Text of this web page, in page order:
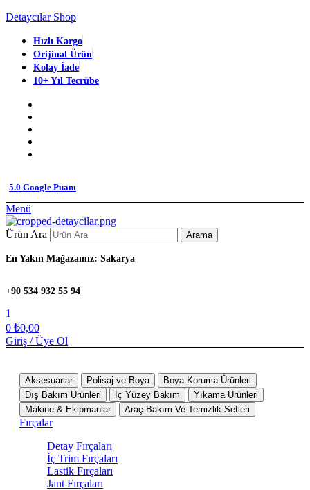
Detaycılar Shop
Hızlı Kargo
Orijinal Ürün
Kolay İade
10+ Yıl Tecrübe
5.0 Google Puanı
Menü
Ürün Ara Arama
En Yakın Mağazamız: Sakarya
+90 534 932 55 94
1
0 ₺0,00
Giriş / Üye Ol
Aksesuarlar Polisaj ve Boya
Boya Koruma Ürünleri
Dış Bakım Ürünleri
İç Yüzey Bakım
Yıkama Ürünleri
Makine & Ekipmanlar
Araç Bakım Ve Temizlik Setleri
Fırçalar
Detay Fırçaları
İç Trim Fırçaları
Lastik Fırçaları
Jant Fırçaları